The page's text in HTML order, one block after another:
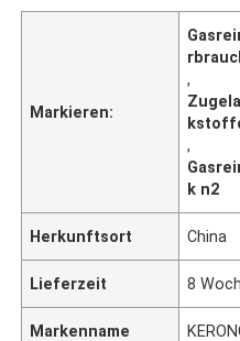
Markieren:
,
,
k n2
Herkunftsort China
Lieferzeit 8
Markenname